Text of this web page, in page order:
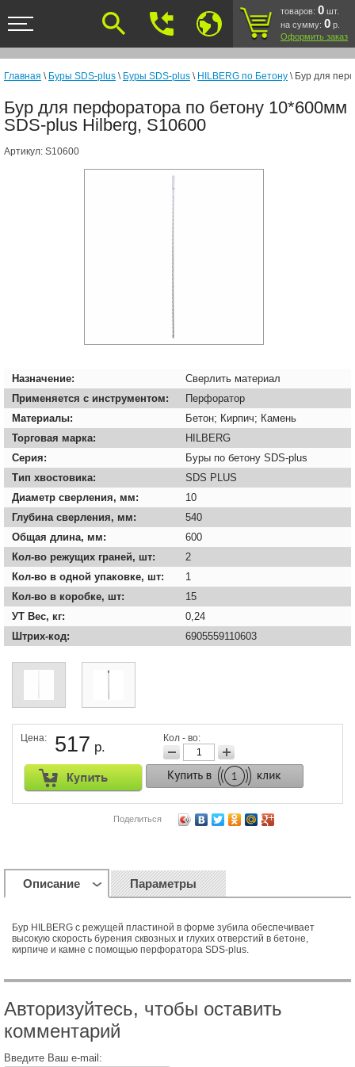
товаров: 0 шт.
на сумму: 0 р.
Оформить заказ
Главная \ Буры SDS-plus \ Буры SDS-plus \ HILBERG по Бетону \ Бур для
Бур для перфоратора по бетону 10*600мм
SDS-plus Hilberg, S10600
Артикул: S10600
Назначение:
Сверлить материал
Применяется с инструментом:
Перфоратор
Материалы:
Бетон; Кирпич; Камень
Торговая марка:
HILBERG
Серия:
Буры по бетону SDS-plus
Тип хвостовика:
SDS PLUS
Диаметр сверления, мм:
10
Глубина сверления, мм:
540
Общая длина, мм:
600
Кол-во режущих граней, шт:
2
Кол-во в одной упаковке, шт:
1
Кол-во в коробке, шт:
15
УТ Вес, кг:
0,24
Штрих-код:
6905559110603
Цена: 517 р.
Кол - во:
Поделиться
Описание Параметры
Бур HILBERG с режущей пластиной в форме зубила обеспечивает
высокую скорость бурения сквозных и глухих отверстий в бетоне,
кирпиче и камне с помощью перфоратора SDS-plus.
Авторизуйтесь, чтобы оставить
комментарий
Введите Ваш e-mail: